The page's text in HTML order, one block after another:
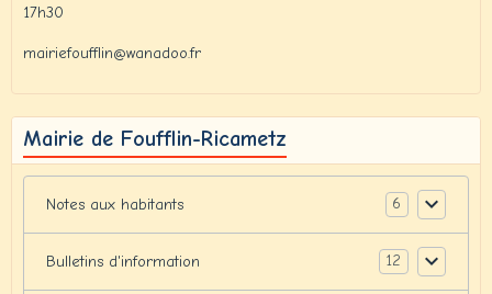
17h30
mairiefoufflin@wanadoo.fr
Mairie de Foufflin-Ricametz
Notes aux habitants 6
Bulletins d'information 12